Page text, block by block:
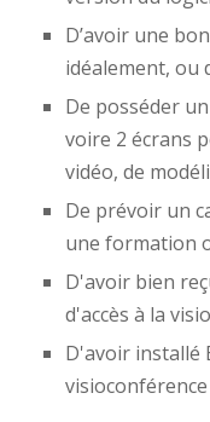
D’avoir une
idéalement, ou
De posséder
voire 2 écrans
vidéo, de
De prévoir un
une formation
D'avoir bien
d'accès à la
D'avoir installé